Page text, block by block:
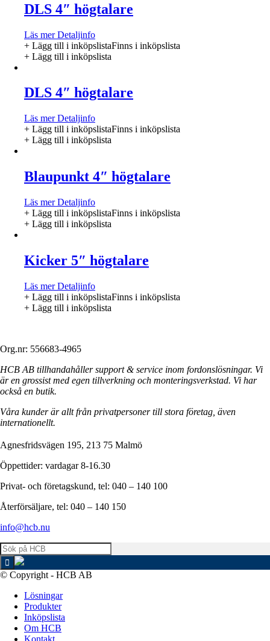
DLS 4″ högtalare
Läs merDetaljinfo
+ Lägg till i inköpslistaFinns i inköpslista
+ Lägg till i inköpslista
DLS 4″ högtalare
Läs merDetaljinfo
+ Lägg till i inköpslistaFinns i inköpslista
+ Lägg till i inköpslista
Blaupunkt 4″ högtalare
Läs merDetaljinfo
+ Lägg till i inköpslistaFinns i inköpslista
+ Lägg till i inköpslista
Kicker 5″ högtalare
Läs merDetaljinfo
+ Lägg till i inköpslistaFinns i inköpslista
+ Lägg till i inköpslista
Org.nr: 556683-4965
HCB AB tillhandahåller support & service inom fordonslösningar. Vi
är en grossist med egen tillverkning och monteringsverkstad. Vi har
också en butik.
Våra kunder är allt från privatpersoner till stora företag, även
internationellt.
Agnesfridsvägen 195, 213 75 Malmö
Öppettider: vardagar 8-16.30
Privat- och företagskund, tel: 040 – 140 100
Återförsäljare, tel: 040 – 140 150
info@hcb.nu
© Copyright - HCB AB
Lösningar
Produkter
Inköpslista
Om HCB
Kontakt